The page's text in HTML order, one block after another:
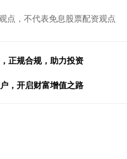
点，不代表免息股票配资观点
正规合规，助力投资
，开启财富增值之路